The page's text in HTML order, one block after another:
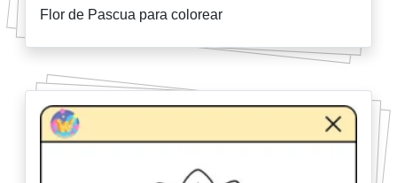
Flor de Pascua para colorear